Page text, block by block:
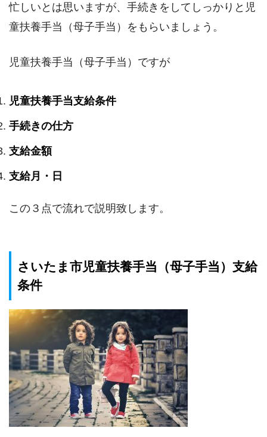
忙しいとは思いますが、手続きをしてしっかりと児
童扶養手当（母子手当）をもらいましょう。
児童扶養手当（母子手当）ですが
児童扶養手当支給条件
手続きの仕方
支給金額
支給月・日
この３点で流れで説明致します。
さいたま市児童扶養手当（母子手当）支給
条件